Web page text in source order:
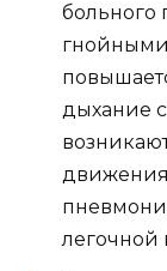
больного
дыхание
легочной